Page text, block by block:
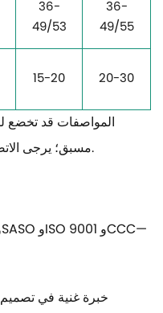
36-
49/53
36-
49/55
15-20 20-30
مسبق؛ يرجى الاتصال بنا للحصول على تفاصيل محددة.